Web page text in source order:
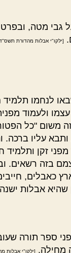
גבי מטה,
[ילקו"י אבלות מהדורת
לנחמו תלמיד
ולעמוד
משום "כל
עליו ברכה.
מפני זקן
בזה רשאים.
כאבלים,
שהיא אבלות
ספר תורה
מחילה.
[ילקו"י אבלות